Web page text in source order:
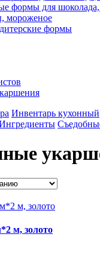
формы для шоколада,
мороженое
формы
Инвентарь кухонный
м, золото